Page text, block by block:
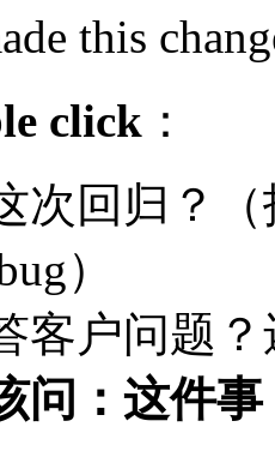
this
click ：
次回归？
）
客户问题
问：这件